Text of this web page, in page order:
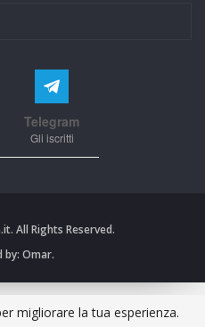
Telegram
Gli iscritti
All Rights Reserved.
by: Omar.
migliorare la tua esperienza.